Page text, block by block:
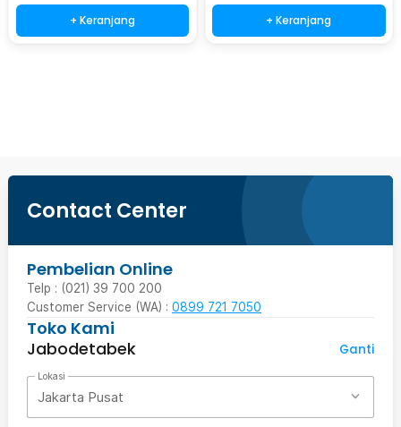
+ Keranjang + Keranjang
Contact Center
Pembelian Online
Telp : (021) 39 700 200
Customer Service (WA) : 0899 721 7050
Toko Kami
Jabodetabek
Ganti
Lokasi
Jakarta Pusat